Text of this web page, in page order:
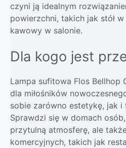
czyni ją idealnym
powierzchni, takich jak stół
kawowy w salonie.
Dla kogo jest
Lampa sufitowa Flos Bellhop
dla miłośników
sobie zarówno estetykę, jak i
Sprawdzi się w domach
przytulną atmosferę, ale
komercyjnych, takich jak